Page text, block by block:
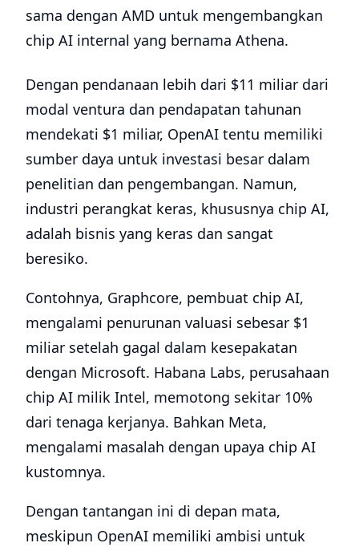
sama dengan AMD untuk mengembangkan
chip AI internal yang bernama Athena.
Dengan pendanaan lebih dari $11 miliar dari
modal ventura dan pendapatan tahunan
mendekati $1 miliar, OpenAI tentu memiliki
sumber daya untuk investasi besar dalam
penelitian dan pengembangan. Namun,
industri perangkat keras, khususnya chip AI,
adalah bisnis yang keras dan sangat
beresiko.
Contohnya, Graphcore, pembuat chip AI,
mengalami penurunan valuasi sebesar $1
miliar setelah gagal dalam kesepakatan
dengan Microsoft. Habana Labs, perusahaan
chip AI milik Intel, memotong sekitar 10%
dari tenaga kerjanya. Bahkan Meta,
mengalami masalah dengan upaya chip AI
kustomnya.
Dengan tantangan ini di depan mata,
meskipun OpenAI memiliki ambisi untuk